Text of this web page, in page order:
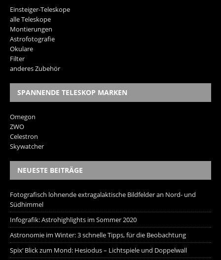
Einsteiger-Teleskope
alle Teleskope
Montierungen
Astrofotografie
Okulare
Filter
anderes Zubehör
SPANNENDE TELESKOP MARKEN
Omegon
ZWO
Celestron
Skywatcher
NEUESTE BEITRÄGE
Fotografisch lohnende extragalaktische Bildfelder an Nord- und
Südhimmel
Infografik: Astrohighlights im Sommer 2020
Astronomie im Winter: 3 schnelle Tipps, für die Beobachtung
Spix‘ Blick zum Mond: Hesiodus – Lichtspiele und Doppelwall